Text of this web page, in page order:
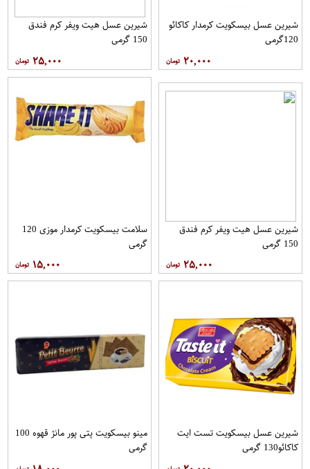
شیرین عسل بیسکویت کرمدار کاکائو
120گرمی
۲۰,۰۰۰
شیرین عسل هیت ویفر کرم فندق
150 گرمی
۲۵,۰۰۰
شیرین عسل هیت ویفر کرم فندق
150 گرمی
۲۵,۰۰۰
سلامت بیسکویت کرمدار موزی 120
گرمی
۱۵,۰۰۰
شیرین عسل بیسکویت تست ایت
کاکائو130 گرمی
مینو بیسکویت پتی پور مانژ قهوه 100
گرمی